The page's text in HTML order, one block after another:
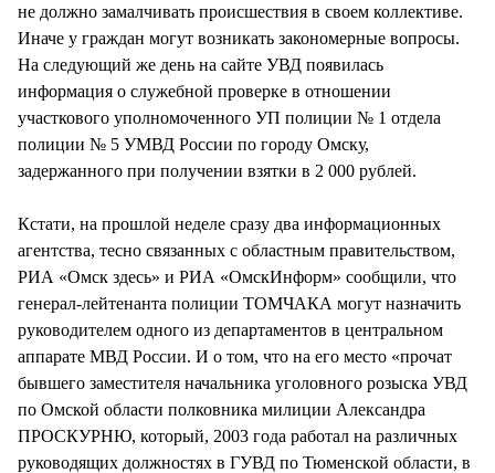
не должно замалчивать происшествия в своем коллективе.
Иначе у граждан могут возникать закономерные вопросы.
На следующий же день на сайте УВД появилась
информация о служебной проверке в отношении
участкового уполномоченного УП полиции № 1 отдела
полиции № 5 УМВД России по городу Омску,
задержанного при получении взятки в 2 000 рублей.
Кстати, на прошлой неделе сразу два информационных
агентства, тесно связанных с областным правительством,
РИА «Омск здесь» и РИА «ОмскИнформ» сообщили, что
генерал-лейтенанта полиции ТОМЧАКА могут назначить
руководителем одного из департаментов в центральном
аппарате МВД России. И о том, что на его место «прочат
бывшего заместителя начальника уголовного розыска УВД
по Омской области полковника милиции Александра
ПРОСКУРНЮ, который, 2003 года работал на различных
руководящих должностях в ГУВД по Тюменской области, в